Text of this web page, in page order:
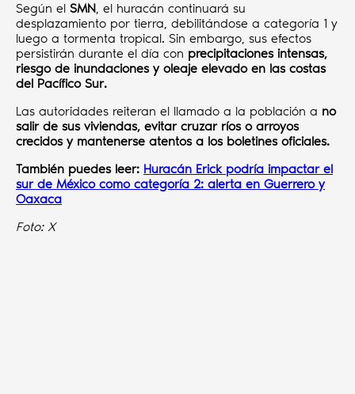
Según el SMN, el huracán continuará su
desplazamiento por tierra, debilitándose a categoría 1 y
luego a tormenta tropical. Sin embargo, sus efectos
persistirán durante el día con precipitaciones intensas,
riesgo de inundaciones y oleaje elevado en las costas
del Pacífico Sur.
Las autoridades reiteran el llamado a la población a no
salir de sus viviendas, evitar cruzar ríos o arroyos
crecidos y mantenerse atentos a los boletines oficiales.
También puedes leer: Huracán Erick podría impactar el
sur de México como categoría 2: alerta en Guerrero y
Oaxaca
Foto: X